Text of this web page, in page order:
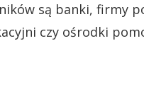
są banki, firmy
czy ośrodki